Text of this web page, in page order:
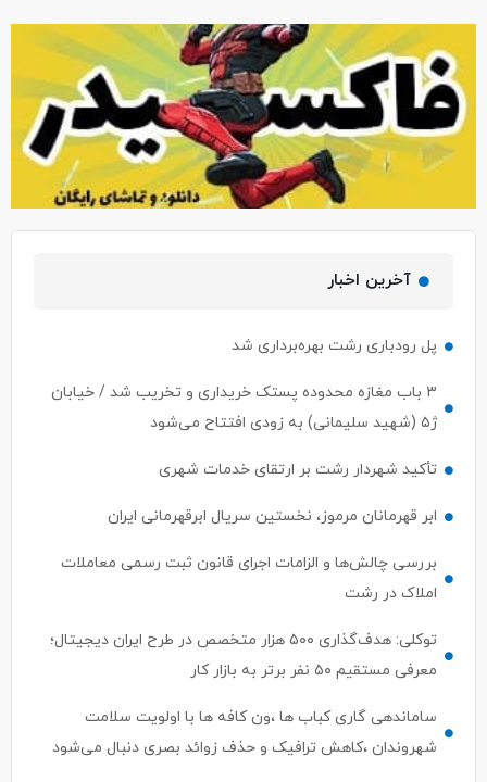
آخرین اخبار
پل رودباری رشت بهره‌برداری شد
۳ باب مغازه محدوده پستک خریداری و تخریب شد / خیابان
ژ۵ (شهید سلیمانی) به زودی افتتاح می‌شود
تأکید شهردار رشت بر ارتقای خدمات شهری
ابر قهرمانان مرموز، نخستین سریال ابرقهرمانی ایران
بررسی چالش‌ها و الزامات اجرای قانون ثبت رسمی معاملات
املاک در رشت
توکلی: هدف‌گذاری ۵۰۰ هزار متخصص در طرح ایران دیجیتال؛
معرفی مستقیم ۵۰ نفر برتر به بازار کار
ساماندهی گاری کباب ها ،ون کافه ها با اولویت سلامت
شهروندان ،کاهش ترافیک و حذف زوائد بصری دنبال می‌شود